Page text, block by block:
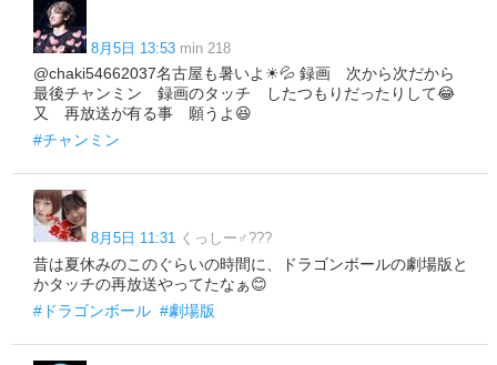
8月5日 13:53 min 218
@chaki54662037名古屋も暑いよ☀💦 録画 次から次だから
最後チャンミン 録画のタッチ したつもりだったりして😂
又 再放送が有る事 願うよ😆
#チャンミン
8月5日 11:31 くっしー♂???
昔は夏休みのこのぐらいの時間に、ドラゴンボールの劇場版と
かタッチの再放送やってたなぁ😊
#ドラゴンボール #劇場版